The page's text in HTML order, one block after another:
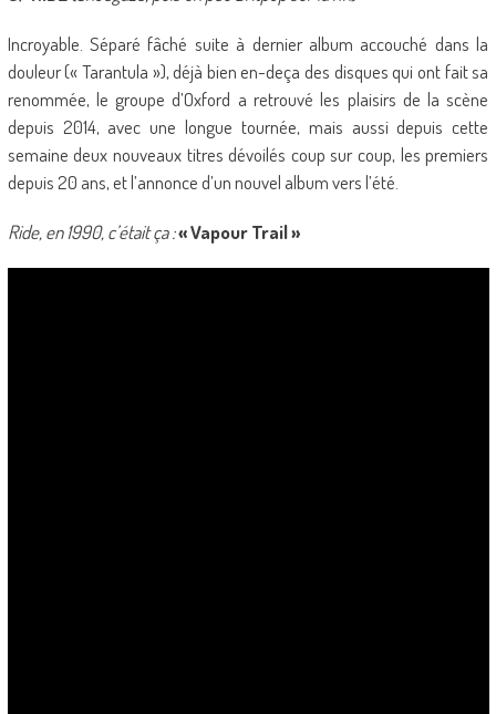
Incroyable. Séparé fâché suite à dernier album accouché dans la
douleur (« Tarantula »), déjà bien en-deça des disques qui ont fait sa
renommée, le groupe d’Oxford a retrouvé les plaisirs de la scène
depuis 2014, avec une longue tournée, mais aussi depuis cette
semaine deux nouveaux titres dévoilés coup sur coup, les premiers
depuis 20 ans, et l’annonce d’un nouvel album vers l’été.
Ride, en 1990, c’était ça :« Vapour Trail »